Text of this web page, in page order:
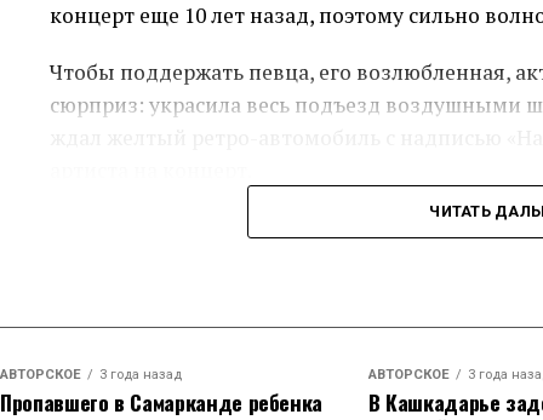
концерт еще 10 лет назад, поэтому сильно
Чтобы поддержать певца, его возлюбленная,
сюрприз: украсила весь подъезд воздушными
«Я вообще не был к этому готов, я был в своих
праздник еще и для них. Автомобиль, в
мне напомнила, кто я, и в каком настроении я
ЧИТАТЬ
АВТОРСКОЕ 3 года назад
Пропавшего в Самарканде ребенка
АВТОРСКОЕ 3 года
В Кашкадарье